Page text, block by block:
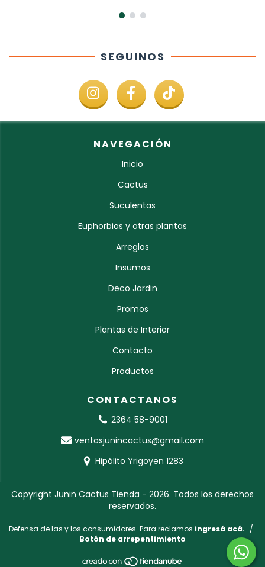
SEGUINOS
NAVEGACIÓN
Inicio
Cactus
Suculentas
Euphorbias y otras plantas
Arreglos
Insumos
Deco Jardin
Promos
Plantas de Interior
Contacto
Productos
CONTACTANOS
2364 58-9001
ventasjunincactus@gmail.com
Hipólito Yrigoyen 1283
Copyright Junin Cactus Tienda - 2026. Todos los derechos
reservados.
Defensa de las y los consumidores. Para reclamos ingresá acá. /
Botón de arrepentimiento